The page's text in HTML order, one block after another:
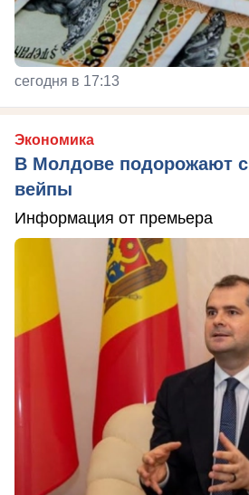
сегодня в 17:13
Экономика
В Молдове подорожают
вейпы
Информация от премьера